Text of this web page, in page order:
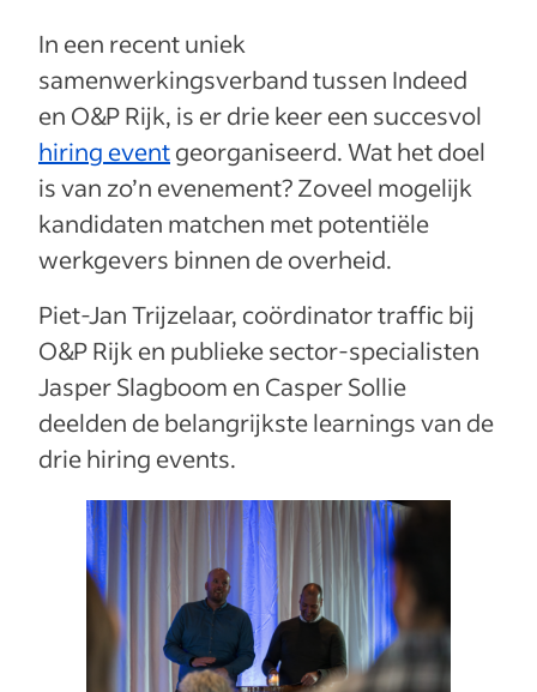
In een recent uniek
samenwerkingsverband tussen Indeed
en O&P Rijk, is er drie keer een succesvol
hiring eventgeorganiseerd. Wat het doel
is van zo’n evenement? Zoveel mogelijk
kandidaten matchen met potentiële
werkgevers binnen de overheid.
Piet-Jan Trijzelaar, coördinator traffic bij
O&P Rijk en publieke sector-specialisten
Jasper Slagboom en Casper Sollie
deelden de belangrijkste learnings van de
drie hiring events.